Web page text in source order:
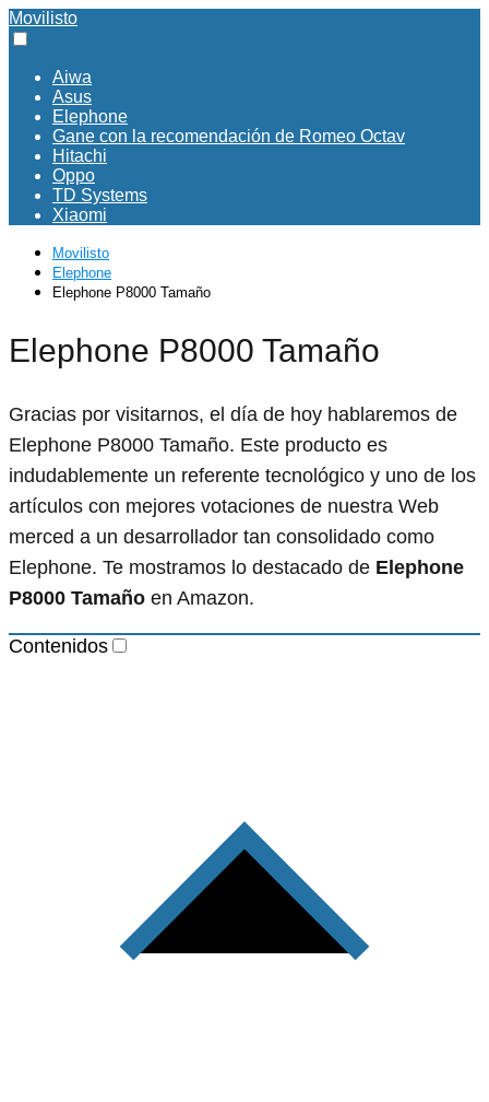
Movilisto
Aiwa
Asus
Elephone
Gane con la recomendación de Romeo Octav
Hitachi
Oppo
TD Systems
Xiaomi
Movilisto
Elephone
Elephone P8000 Tamaño
Elephone P8000 Tamaño
Gracias por visitarnos, el día de hoy hablaremos de
Elephone P8000 Tamaño. Este producto es
indudablemente un referente tecnológico y uno de los
artículos con mejores votaciones de nuestra Web
merced a un desarrollador tan consolidado como
Elephone. Te mostramos lo destacado de Elephone
P8000 Tamaño en Amazon.
Contenidos